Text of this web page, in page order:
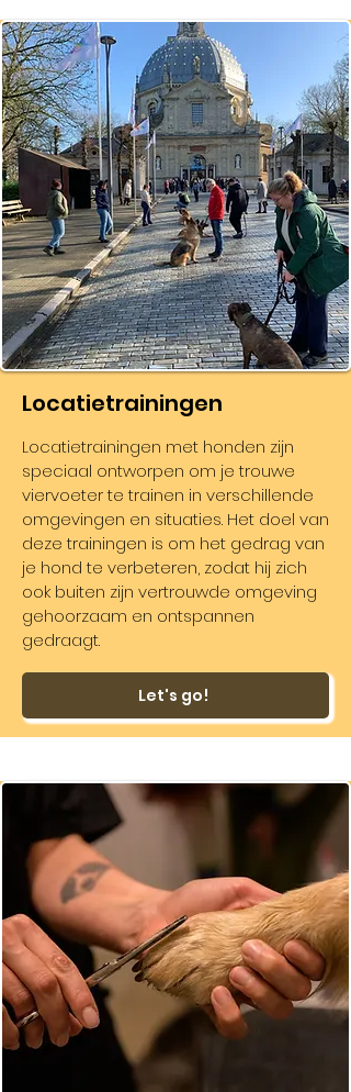
Locatietrainingen
Locatietrainingen met honden zijn
speciaal ontworpen om je trouwe
viervoeter te trainen in verschillende
omgevingen en situaties. Het doel van
deze trainingen is om het gedrag van
je hond te verbeteren, zodat hij zich
ook buiten zijn vertrouwde omgeving
gehoorzaam en ontspannen
gedraagt.
Let's go!